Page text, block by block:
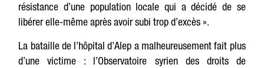
résistance d’une population locale qui a décidé de se
libérer elle-même après avoir subi trop d’excès ».
La bataille de l’hôpital d’Alep a malheureusement fait plus
d’une victime : l’Observatoire syrien des droits de